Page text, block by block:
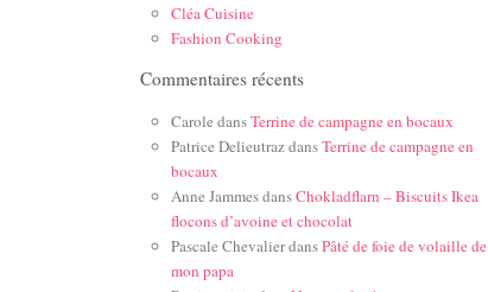
Cléa Cuisine
Fashion Cooking
Commentaires récents
Carole dansTerrine de campagne en bocaux
Patrice DelieutrazdansTerrine de campagne en
bocaux
Anne JammesdansChokladflarn – Biscuits Ikea
flocons d’avoine et chocolat
Pascale ChevalierdansPâté de foie de volaille de
mon papa